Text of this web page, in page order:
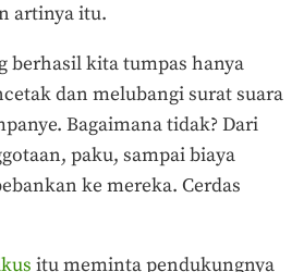
artinya itu.
berhasil kita tumpas hanya
dan melubangi surat suara
Bagaimana tidak? Dari
paku, sampai biaya
ke mereka. Cerdas
itu meminta pendukungnya